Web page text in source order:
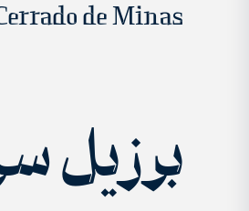
de Minas
برزیل